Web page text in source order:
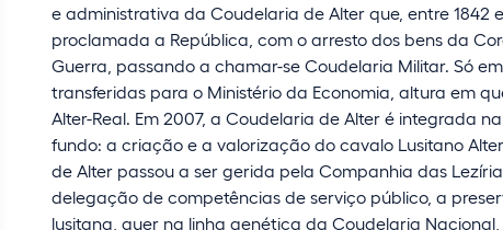
e administrativa da Coudelaria de Alter que, entre 1842
proclamada a República, com o arresto dos bens da
Guerra, passando a chamar-se Coudelaria Militar. Só
transferidas para o Ministério da Economia, altura em
Alter-Real. Em 2007, a Coudelaria de Alter é integrada
fundo: a criação e a valorização do cavalo Lusitano
de Alter passou a ser gerida pela Companhia das
delegação de competências de serviço público, a
lusitana, quer na linha genética da Coudelaria Nacional,